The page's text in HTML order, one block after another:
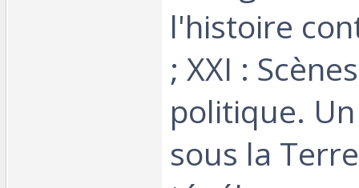
l'histoire
; XXI :
politique.
sous la